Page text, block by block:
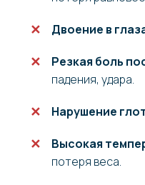
Двоение в
Резкая боль
падения, удара.
Нарушение
Высокая
потеря веса.